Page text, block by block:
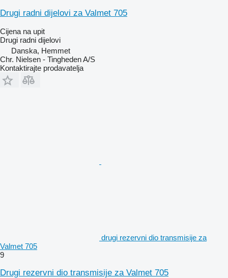
Drugi radni dijelovi za Valmet 705
Cijena na upit
Drugi radni dijelovi
Danska, Hemmet
Chr. Nielsen - Tingheden A/S
Kontaktirajte prodavatelja
drugi rezervni dio transmisije za
Valmet 705
9
Drugi rezervni dio transmisije za Valmet 705